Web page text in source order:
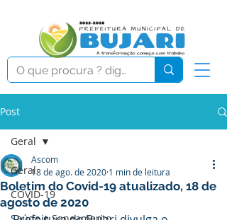
Post
Geral
COVID-19
Geral
Boletim do Covid-19 atualizado, 18 de
agosto de 2020
Ascom
18 de ago. de 2020 1 min de leitura